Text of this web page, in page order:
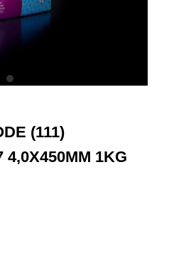
item
(111)
4,0X450MM 1KG